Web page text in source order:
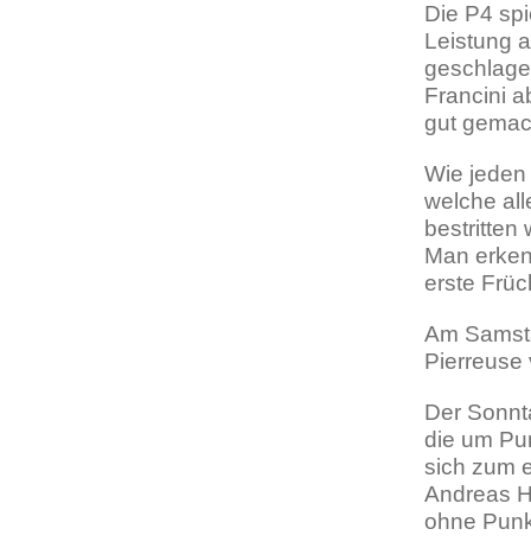
Die P4
Leistung
Francini
gut
Wie
welche
bestritten
Man
erste
Am
Pierreuse
Der
die um
sich zum
Andreas
ohne